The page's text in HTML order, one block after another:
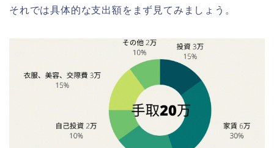
それでは具体的な支出額をまず見てみましょう。